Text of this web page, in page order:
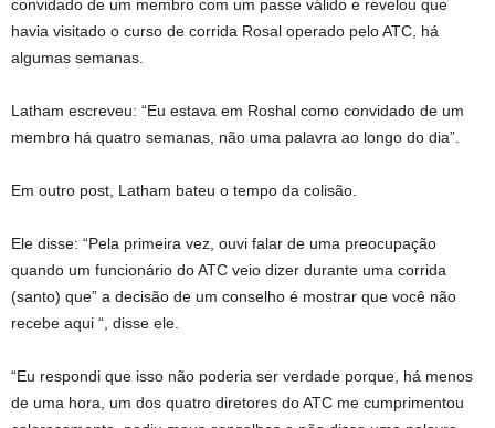
convidado de um membro com um passe válido e revelou que
havia visitado o curso de corrida Rosal operado pelo ATC, há
algumas semanas.
Latham escreveu: “Eu estava em Roshal como convidado de um
membro há quatro semanas, não uma palavra ao longo do dia”.
Em outro post, Latham bateu o tempo da colisão.
Ele disse: “Pela primeira vez, ouvi falar de uma preocupação
quando um funcionário do ATC veio dizer durante uma corrida
(santo) que” a decisão de um conselho é mostrar que você não
recebe aqui “, disse ele.
“Eu respondi que isso não poderia ser verdade porque, há menos
de uma hora, um dos quatro diretores do ATC me cumprimentou